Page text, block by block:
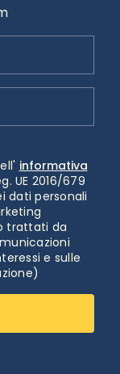
informativa
UE 2016/679
dati personali
trattati da
e sulle